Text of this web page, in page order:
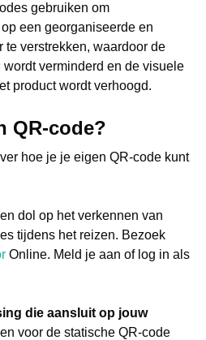
gebruiken om
een georganiseerde en
te verstrekken, waardoor de
verminderd en de visuele
product wordt verhoogd.
QR-code?
hoe je je eigen QR-code kunt
dol op het verkennen van
tijdens het reizen. Bezoek
Online. Meld je aan of log in als
die aansluit op jouw
voor de statische QR-code